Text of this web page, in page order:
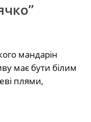
мандарін
має бути білим
плями,